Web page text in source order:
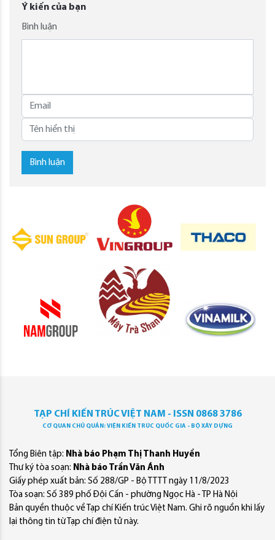
Ý kiến của bạn
Bình luận
Bình luận
TẠP CHÍ KIẾN TRÚC VIỆT NAM - ISSN 0868 3786
CƠ QUAN CHỦ QUẢN: VIỆN KIẾN TRÚC QUỐC GIA - BỘ XÂY DỰNG
Tổng Biên tập: Nhà báo Phạm Thị Thanh Huyền
Thư ký tòa soạn: Nhà báo Trần Văn Ánh
Giấy phép xuất bản: Số 288/GP - Bộ TTTT ngày 11/8/2023
Tòa soạn: Số 389 phố Đội Cấn - phường Ngọc Hà - TP Hà Nội
Bản quyền thuộc về Tạp chí Kiến trúc Việt Nam. Ghi rõ nguồn khi lấy
lại thông tin từ Tạp chí điện tử này.